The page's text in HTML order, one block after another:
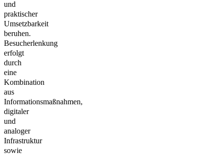
und
praktischer
Umsetzbarkeit
beruhen.
Besucherlenkung
erfolgt
durch
eine
Kombination
aus
Informationsmaßnahmen,
digitaler
und
analoger
Infrastruktur
sowie